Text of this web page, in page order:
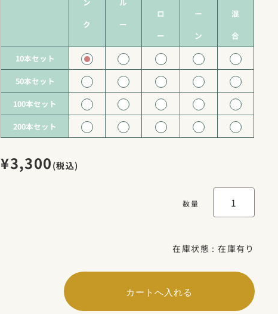
ク
ー
ロ
ー
ー
ン
混
合
10本セット
50本セット
100本セット
200本セット
在庫状態 :在庫有り
¥3,300 (税込)
数量